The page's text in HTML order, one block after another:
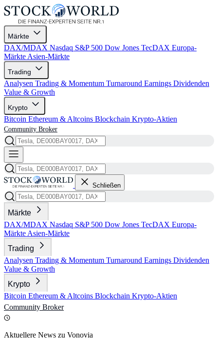
Märkte
DAX/MDAX Nasdaq S&P 500 Dow Jones TecDAX Europa-
Märkte Asien-Märkte
Trading
Analysen Trading & Momentum Turnaround Earnings Dividenden
Value & Growth
Krypto
Bitcoin Ethereum & Altcoins Blockchain Krypto-Aktien
Community Broker
Schließen
Märkte
DAX/MDAX Nasdaq S&P 500 Dow Jones TecDAX Europa-
Märkte Asien-Märkte
Trading
Analysen Trading & Momentum Turnaround Earnings Dividenden
Value & Growth
Krypto
Bitcoin Ethereum & Altcoins Blockchain Krypto-Aktien
Community Broker
Aktuellere News zu Vonovia